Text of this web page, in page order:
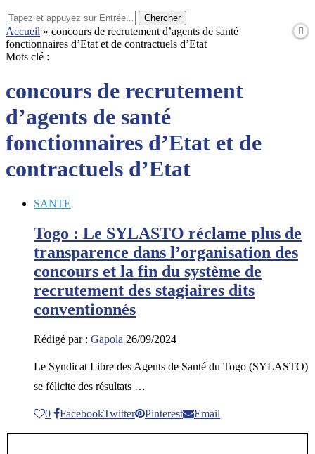
Chercher
Accueil » concours de recrutement d’agents de santé
fonctionnaires d’Etat et de contractuels d’Etat
Mots clé :
concours de recrutement
d’agents de santé
fonctionnaires d’Etat et de
contractuels d’Etat
SANTE
Togo : Le SYLASTO réclame plus de
transparence dans l’organisation des
concours et la fin du système de
recrutement des stagiaires dits
conventionnés
Rédigé par : Gapola 26/09/2024
Le Syndicat Libre des Agents de Santé du Togo (SYLASTO)
se félicite des résultats …
0 FacebookTwitter Pinterest Email